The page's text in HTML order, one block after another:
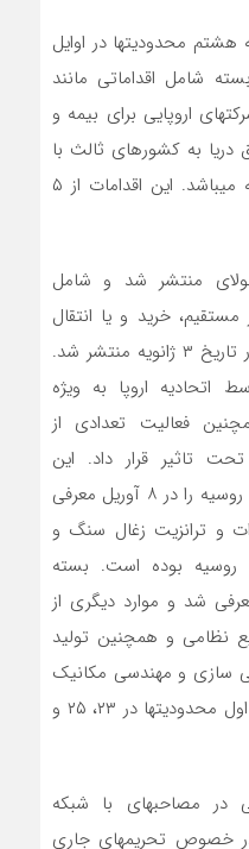
هشتم محدودیتها در اوایل
شامل اقداماتی مانند
اروپایی برای بیمه و
دریا به کشورهای ثالث با
قیمت بالای ۶۰ دلار در هر بشکه میباشد. این اقدامات از ۵
تحریم‌ها در ۲۱ جولای منتشر شد و شامل
خرید و یا انتقال
طلا از روسیه بود. بسته ششم در تاریخ ۳ ژانویه منتشر شد.
اروپا به ویژه
فعالیت تعدادی از
تاثیر قرار داد. این
اتحادیه بسته پنجم تحریمها علیه روسیه را در ۸ آوریل معرفی
و ترانزیت زغال سنگ و
بوده است. بسته
ماه مارس معرفی شد و موارد دیگری از
نظامی و همچنین تولید
سازی و مهندسی مکانیک
را تحت تاثیر قرار داد. سه بسته اول محدودیتها در ۲۳، ۲۵ و
در مصاحبهای با شبکه
خصوص تحریمهای جاری